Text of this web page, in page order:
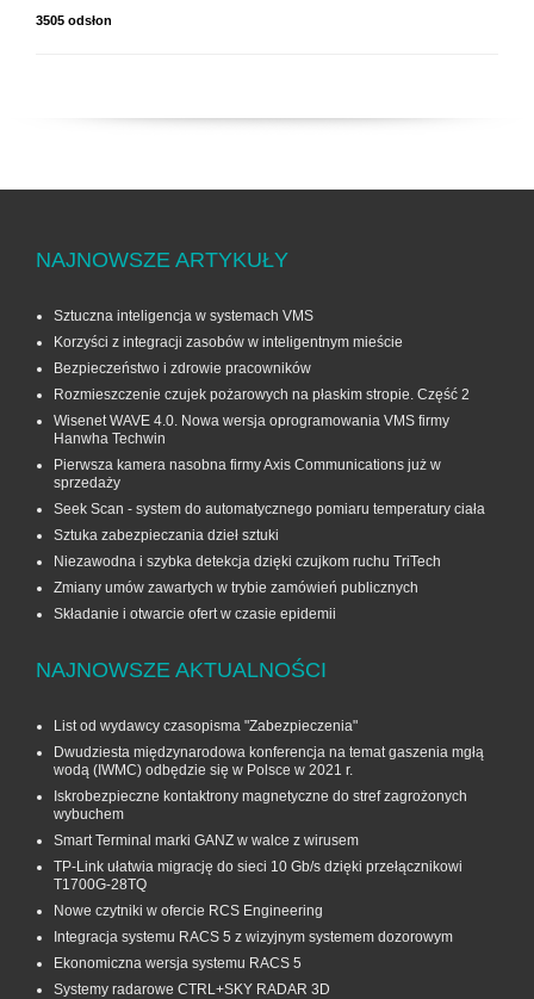
3505 odsłon
NAJNOWSZE ARTYKUŁY
Sztuczna inteligencja w systemach VMS
Korzyści z integracji zasobów w inteligentnym mieście
Bezpieczeństwo i zdrowie pracowników
Rozmieszczenie czujek pożarowych na płaskim stropie. Część 2
Wisenet WAVE 4.0. Nowa wersja oprogramowania VMS firmy
Hanwha Techwin
Pierwsza kamera nasobna firmy Axis Communications już w
sprzedaży
Seek Scan - system do automatycznego pomiaru temperatury ciała
Sztuka zabezpieczania dzieł sztuki
Niezawodna i szybka detekcja dzięki czujkom ruchu TriTech
Zmiany umów zawartych w trybie zamówień publicznych
Składanie i otwarcie ofert w czasie epidemii
NAJNOWSZE AKTUALNOŚCI
List od wydawcy czasopisma "Zabezpieczenia"
Dwudziesta międzynarodowa konferencja na temat gaszenia mgłą
wodą (IWMC) odbędzie się w Polsce w 2021 r.
Iskrobezpieczne kontaktrony magnetyczne do stref zagrożonych
wybuchem
Smart Terminal marki GANZ w walce z wirusem
TP-Link ułatwia migrację do sieci 10 Gb/s dzięki przełącznikowi
T1700G‑28TQ
Nowe czytniki w ofercie RCS Engineering
Integracja systemu RACS 5 z wizyjnym systemem dozorowym
Ekonomiczna wersja systemu RACS 5
Systemy radarowe CTRL+SKY RADAR 3D